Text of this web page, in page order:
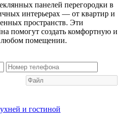
панелей перегородки в
интерьерах — от квартир и
пространств. Эти
помогут создать комфортную и
любом помещении.
и гостиной